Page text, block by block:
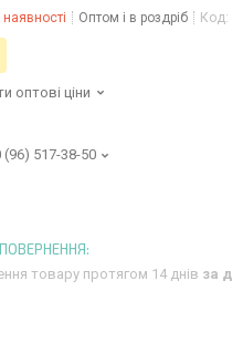
Оптом і в роздріб Код:
оптові ціни
(96) 517-38-50
товару протягом 14 днів за